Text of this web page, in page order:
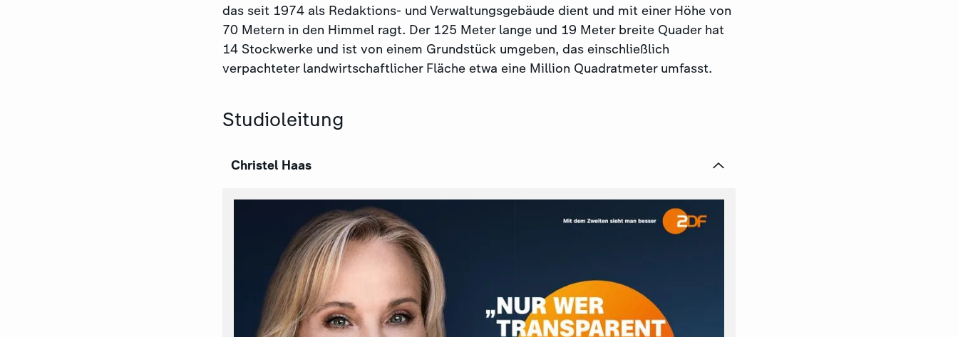
das seit 1974 als Redaktions- und Verwaltungsgebäude dient und mit einer Höhe von
70 Metern in den Himmel ragt. Der 125 Meter lange und 19 Meter breite Quader hat
14 Stockwerke und ist von einem Grundstück umgeben, das einschließlich
verpachteter landwirtschaftlicher Fläche etwa eine Million Quadratmeter umfasst.
Studioleitung
Christel Haas